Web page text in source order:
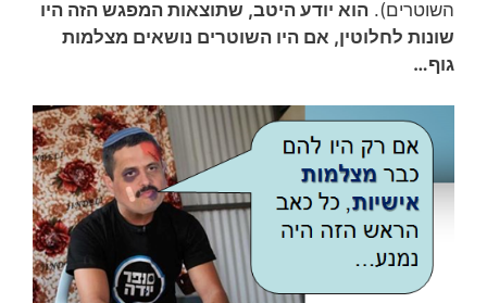
השוטרים). הוא יודע היטב, שתוצאות המפגש הזה היו
שונות לחלוטין, אם היו השוטרים נושאים מצלמות
גוף…